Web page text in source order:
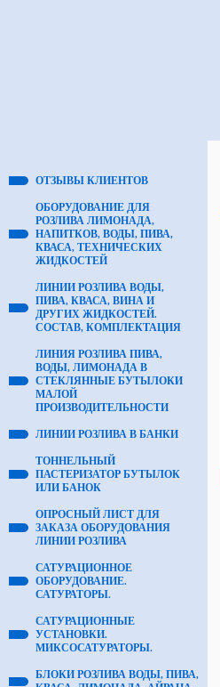
ОТЗЫВЫ КЛИЕНТОВ
ОБОРУДОВАНИЕ ДЛЯ
РОЗЛИВА ЛИМОНАДА,
НАПИТКОВ, ВОДЫ, ПИВА,
КВАСА, ТЕХНИЧЕСКИХ
ЖИДКОСТЕЙ
ЛИНИИ РОЗЛИВА ВОДЫ,
ПИВА, КВАСА, ВИНА И
ДРУГИХ ЖИДКОСТЕЙ.
СОСТАВ, КОМПЛЕКТАЦИЯ
ЛИНИЯ РОЗЛИВА ПИВА,
ВОДЫ, ЛИМОНАДА В
СТЕКЛЯННЫЕ БУТЫЛОКИ
МАЛОЙ
ПРОИЗВОДИТЕЛЬНОСТИ
ЛИНИИ РОЗЛИВА В БАНКИ
ТОННЕЛЬНЫЙ
ПАСТЕРИЗАТОР БУТЫЛОК
ИЛИ БАНОК
ОПРОСНЫЙ ЛИСТ ДЛЯ
ЗАКАЗА ОБОРУДОВАНИЯ
ЛИНИИ РОЗЛИВА
САТУРАЦИОННОЕ
ОБОРУДОВАНИЕ.
САТУРАТОРЫ.
САТУРАЦИОННЫЕ
УСТАНОВКИ.
МИКСОСАТУРАТОРЫ.
БЛОКИ РОЗЛИВА ВОДЫ, ПИВА,